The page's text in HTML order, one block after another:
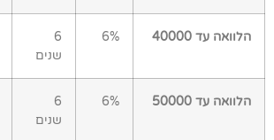
הלוואה עד 40000 6%
6
שנים
הלוואה עד 50000 6%
6
שנים